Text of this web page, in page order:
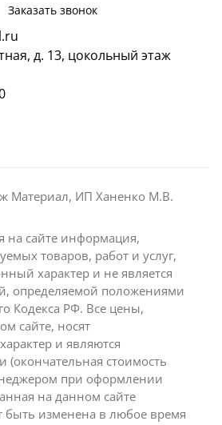
Заказать звонок
д. 13, цокольный этаж
Материал, ИП Ханенко М.В.
на сайте информация,
товаров, работ и услуг,
характер и не является
определяемой положениями
Кодекса РФ. Все цены,
сайте, носят
и являются
стоимость
при оформлении
на данном сайте
изменена в любое время